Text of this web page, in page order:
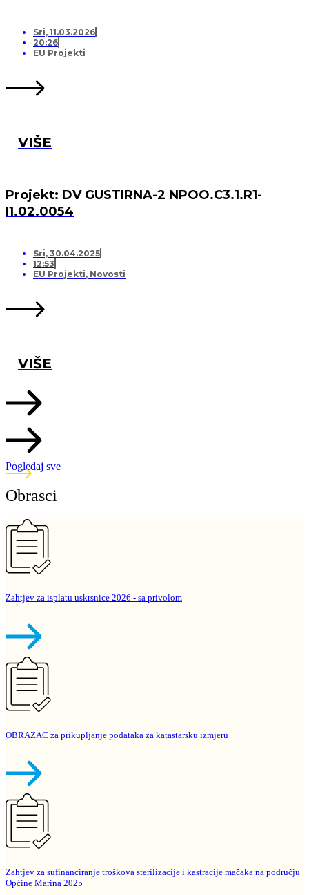
Sri, 11.03.2026
20:26
EU Projekti
VIŠE
Projekt: DV GUSTIRNA-2 NPOO.C3.1.R1-
I1.02.0054
Sri, 30.04.2025
12:53
EU Projekti, Novosti
VIŠE
Pogledaj sve
Obrasci
Zahtjev za isplatu uskrsnice 2026 - sa privolom
OBRAZAC za prikupljanje podataka za katastarsku izmjeru
Zahtjev za sufinanciranje troškova sterilizacije i kastracije mačaka na području
Općine Marina 2025